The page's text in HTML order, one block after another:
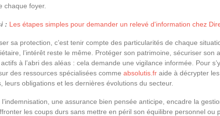
chaque foyer.
: Les étapes simples pour demander un relevé d'information chez
sa protection, c’est tenir compte des particularités de chaque
l’intérêt reste le même. Protéger son patrimoine, sécuriser son
à l’abri des aléas : cela demande une vigilance informée. Pour
des ressources spécialisées comme absolutis.fr aide à décrypter
leurs obligations et les dernières évolutions du secteur.
une assurance bien pensée anticipe, encadre la
les coups durs sans mettre en péril son équilibre personnel ou